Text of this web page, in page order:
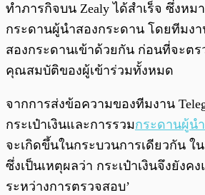
ทำภารกิจบน Zealy ได้สำเร็จ ซึ่งหม
กระดานผู้นำสองกระดาน โดยทีมง
สองกระดานเข้าด้วยกัน ก่อนที่จะต
คุณสมบัติของผู้เข้าร่วมทั้งหมด
จากการส่งข้อความของทีมงาน
กระเป๋าเงินและการรวมกระดานผู้นำ
จะเกิดขึ้นในกระบวนการเดียวกัน ใ
ซึ่งเป็นเหตุผลว่า กระเป๋าเงินจึงยังค
ระหว่างการตรวจสอบ’